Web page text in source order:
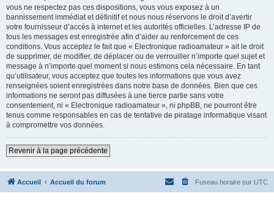
vous ne respectez pas ces dispositions, vous vous exposez à un
bannissement immédiat et définitif et nous nous réservons le droit d’avertir
votre fournisseur d’accès à internet et les autorités officielles. L’adresse IP de
tous les messages est enregistrée afin d’aider au renforcement de ces
conditions. Vous acceptez le fait que « Electronique radioamateur » ait le droit
de supprimer, de modifier, de déplacer ou de verrouiller n’importe quel sujet et
message à n’importe quel moment si nous estimons cela nécessaire. En tant
qu’utilisateur, vous acceptez que toutes les informations que vous avez
renseignées soient enregistrées dans notre base de données. Bien que ces
informations ne seront pas diffusées à une tierce partie sans votre
consentement, ni « Electronique radioamateur », ni phpBB, ne pourront être
tenus comme responsables en cas de tentative de piratage informatique visant
à compromettre vos données.
Revenir à la page précédente
Accueil Accueil du forum Fuseau horaire sur UTC